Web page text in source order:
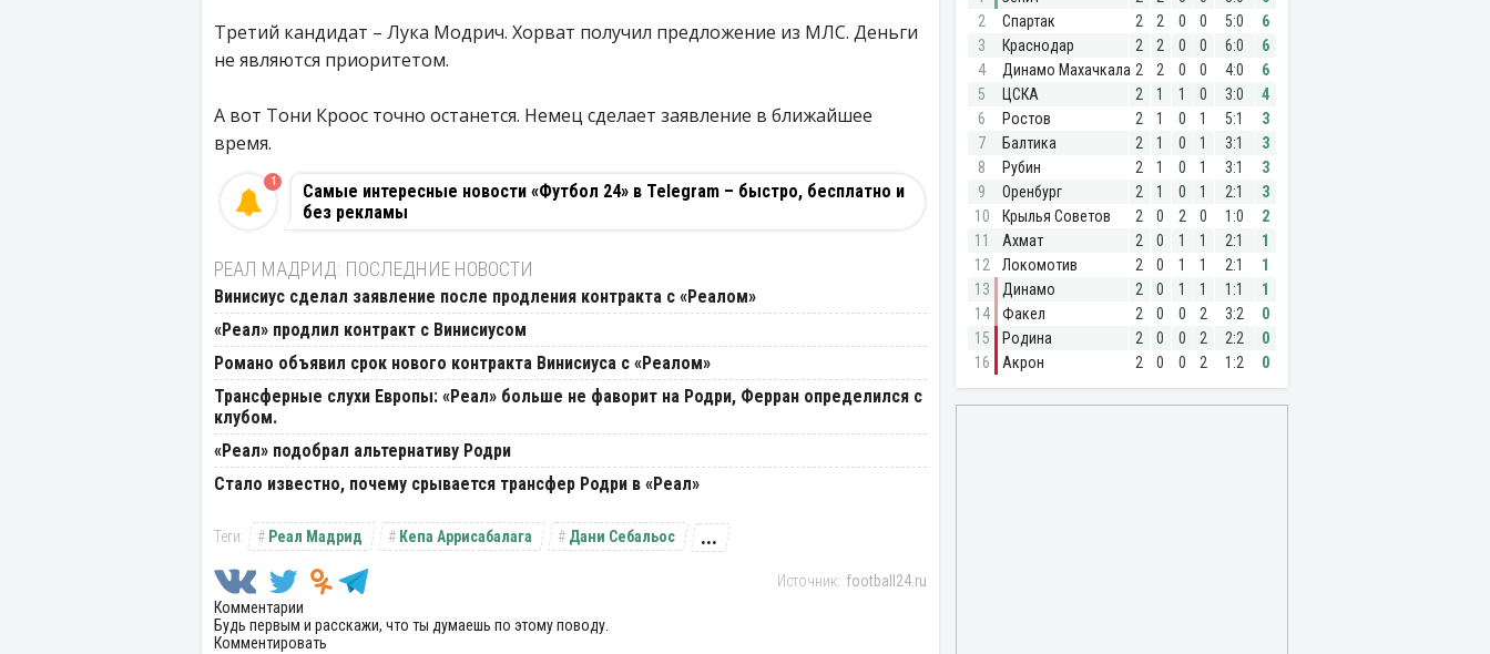
Третий кандидат – Лука Модрич. Хорват получил предложение из МЛС. Деньги
не являются приоритетом.
А вот Тони Кроос точно останется. Немец сделает заявление в ближайшее
время.
Самые интересные новости «Футбол 24» в Telegram – быстро, бесплатно и
без рекламы
1
РЕАЛ МАДРИД: ПОСЛЕДНИЕ НОВОСТИ
Винисиус сделал заявление после продления контракта с «Реалом»
«Реал» продлил контракт с Винисиусом
Романо объявил срок нового контракта Винисиуса с «Реалом»
Трансферные слухи Европы: «Реал» больше не фаворит на Родри, Ферран определился с
клубом.
«Реал» подобрал альтернативу Родри
Стало известно, почему срывается трансфер Родри в «Реал»
Реал Мадрид Кепа Аррисабалага Дани Себальос ...
football24.ru
Комментарии
Будь первым и расскажи, что ты думаешь по этому поводу.
Комментировать